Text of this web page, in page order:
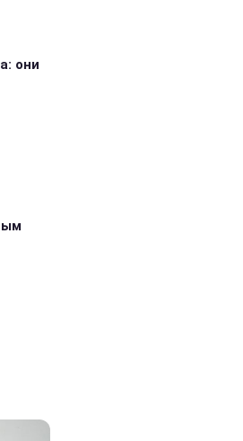
они